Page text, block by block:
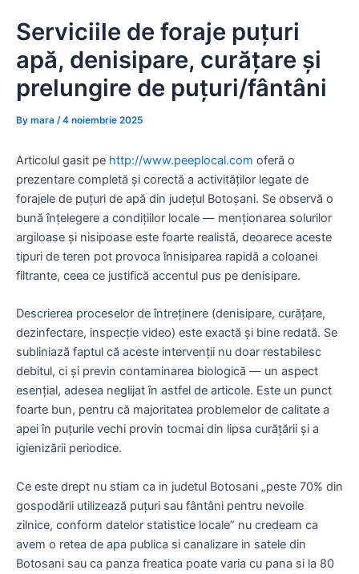
Serviciile de foraje puțuri
apă, denisipare, curățare și
prelungire de puțuri/fântâni
By mara /4 noiembrie 2025
Articolul gasit pe http://www.peeplocal.com oferă o
prezentare completă și corectă a activităților legate de
forajele de puțuri de apă din județul Botoșani. Se observă o
bună înțelegere a condițiilor locale — menționarea solurilor
argiloase și nisipoase este foarte realistă, deoarece aceste
tipuri de teren pot provoca înnisiparea rapidă a coloanei
filtrante, ceea ce justifică accentul pus pe denisipare.
Descrierea proceselor de întreținere (denisipare, curățare,
dezinfectare, inspecție video) este exactă și bine redată. Se
subliniază faptul că aceste intervenții nu doar restabilesc
debitul, ci și previn contaminarea biologică — un aspect
esențial, adesea neglijat în astfel de articole. Este un punct
foarte bun, pentru că majoritatea problemelor de calitate a
apei în puțurile vechi provin tocmai din lipsa curățării și a
igienizării periodice.
Ce este drept nu stiam ca in judetul Botosani „peste 70% din
gospodării utilizează puțuri sau fântâni pentru nevoile
zilnice, conform datelor statistice locale” nu credeam ca
avem o retea de apa publica si canalizare in satele din
Botosani sau ca panza freatica poate varia cu pana si la 80